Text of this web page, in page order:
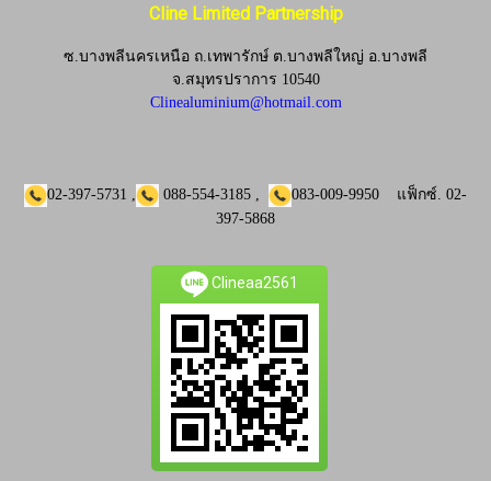
Cline Limited Partnership
ซ.บางพลีนครเหนือ ถ.เทพารักษ์ ต.บางพลีใหญ่ อ.บางพลี
จ.สมุทรปราการ 10540
Clinealuminium@hotmail.com
02-397-5731 , 088-554-3185 , 083-009-9950 แฟ็กซ์. 02-
397-5868
Clineaa2561